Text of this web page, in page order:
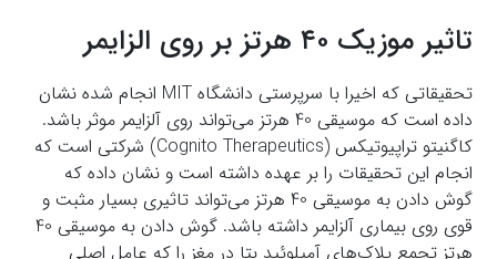
تاثیر موزیک ۴۰ هرتز بر روی الزایمر
تحقیقاتی که اخیرا با سرپرستی دانشگاه MIT انجام شده نشان
داده است که موسیقی 40 هرتز می‌تواند روی آلزایمر موثر باشد.
کاگنیتو تراپیوتیکس (Cognito Therapeutics) شرکتی است که
انجام این تحقیقات را بر عهده داشته است و نشان داده که
گوش دادن به موسیقی 40 هرتز می‌تواند تاثیری بسیار مثبت و
قوی روی بیماری آلزایمر داشته باشد. گوش دادن به موسیقی 40
هرتز تجمع پلاک‌های آمیلوئید بتا در مغز را که عامل اصلی